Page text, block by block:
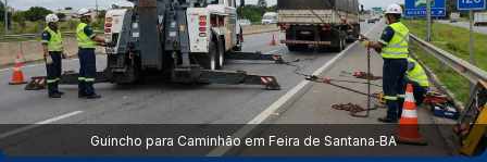
Guincho para Caminhão em Feira de Santana‑BA